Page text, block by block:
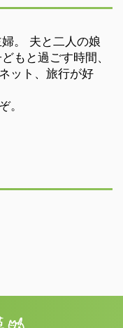
。 夫と二人の娘
もと過ごす時間、
ット、旅行が好
。